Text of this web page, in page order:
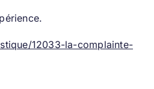
12033-la-complainte-